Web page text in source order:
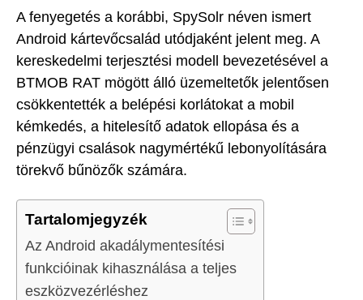
A fenyegetés a korábbi, SpySolr néven ismert
Android kártevőcsalád utódjaként jelent meg. A
kereskedelmi terjesztési modell bevezetésével a
BTMOB RAT mögött álló üzemeltetők jelentősen
csökkentették a belépési korlátokat a mobil
kémkedés, a hitelesítő adatok ellopása és a
pénzügyi csalások nagymértékű lebonyolítására
törekvő bűnözők számára.
Tartalomjegyzék
Az Android akadálymentesítési
funkcióinak kihasználása a teljes
eszközvezérléshez